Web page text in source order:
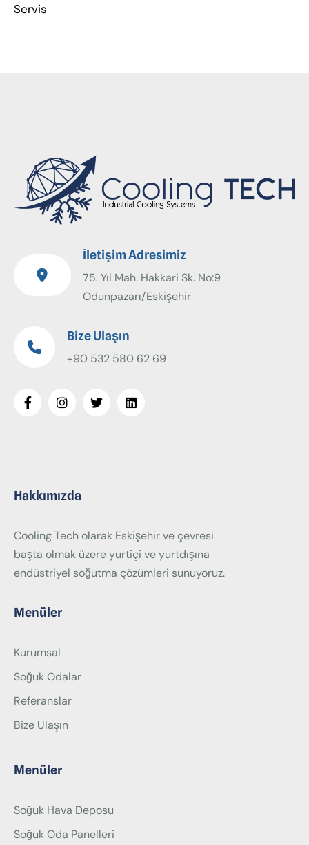
Servis
İletişim Adresimiz
75. Yıl Mah. Hakkari Sk. No:9
Odunpazarı/Eskişehir
Bize Ulaşın
+90 532 580 62 69
Hakkımızda
Cooling Tech olarak Eskişehir ve çevresi
başta olmak üzere yurtiçi ve yurtdışına
endüstriyel soğutma çözümleri sunuyoruz.
Menüler
Kurumsal
Soğuk Odalar
Referanslar
Bize Ulaşın
Menüler
Soğuk Hava Deposu
Soğuk Oda Panelleri